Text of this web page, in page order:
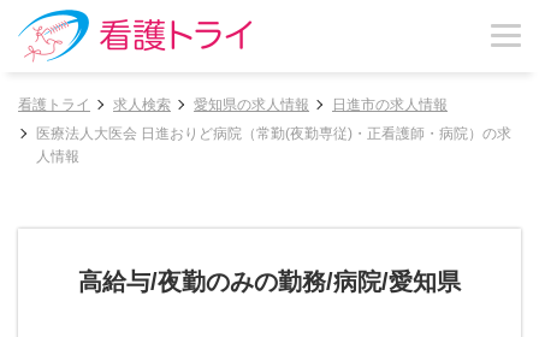
看護トライ 求人検索 愛知県の求人情報
日進市の求人情報
医療法人大医会 日進おりど病院（常勤(夜勤専従)・正看護師・病院）の求
人情報
高給与/夜勤のみの勤務/病院/愛知県